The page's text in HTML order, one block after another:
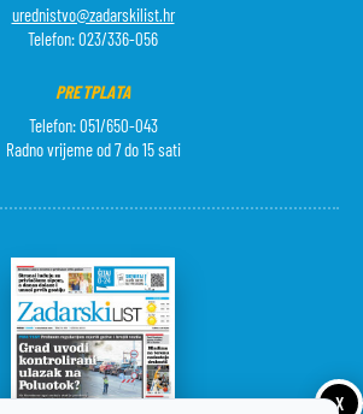
urednistvo@zadarskilist.hr
Telefon: 023/336-056
PRETPLATA
Telefon: 051/650-043
Radno vrijeme od 7 do 15 sati
X